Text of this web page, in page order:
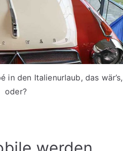
in den Italienurlaub, das wär’s,
oder?